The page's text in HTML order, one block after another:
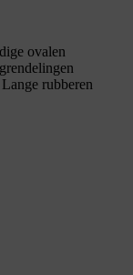
ovalen
rubberen